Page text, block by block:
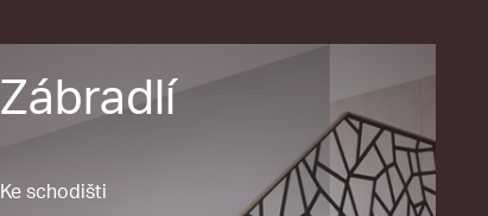
Zábradlí
Ke schodišti